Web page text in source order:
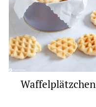
Waffelplätzchen